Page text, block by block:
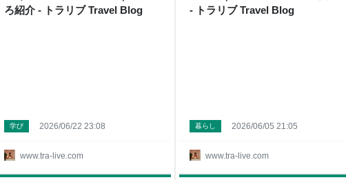
ろ紹介 - トラリブ Travel Blog
www.tra-live.com
学び 2026/06/22 23:08
- トラリブ Travel Blog
www.tra-live.com
暮らし 2026/06/05 21:05